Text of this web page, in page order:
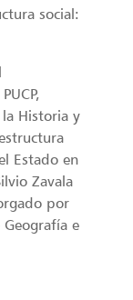
social:
Historia y
Estado en
Zavala
por
e